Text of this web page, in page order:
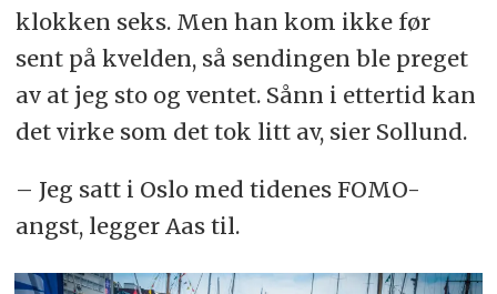
klokken seks. Men han kom ikke før
sent på kvelden, så sendingen ble preget
av at jeg sto og ventet. Sånn i ettertid kan
det virke som det tok litt av, sier Sollund.
– Jeg satt i Oslo med tidenes FOMO-
angst, legger Aas til.